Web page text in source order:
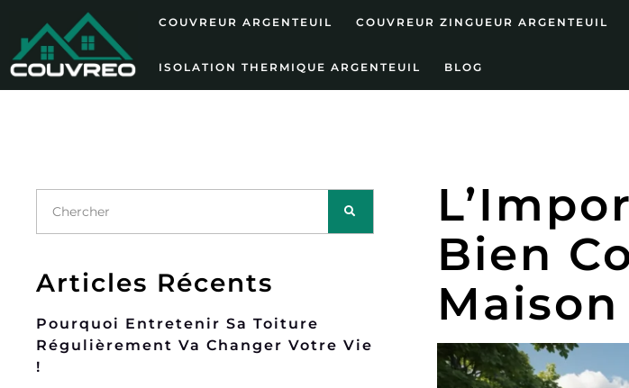
COUVREUR ARGENTEUIL COUVREUR ZINGUEUR ARGENTEUIL
ISOLATION THERMIQUE ARGENTEUIL BLOG
Articles Récents
Pourquoi Entretenir Sa Toiture
Régulièrement Va Changer Votre Vie
!
Bien